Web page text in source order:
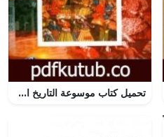
تحميل كتاب موسوعة التاريخ الإسلامي – العصر المملوكي PDF تأليف مفيد الزيدي مجانا [كامل]